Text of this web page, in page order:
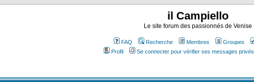
il Campiello
Le site forum des passionnés de Venise
FAQ Recherche Membres Groupes
Profil
Se connecter pour vérifier ses messages privés